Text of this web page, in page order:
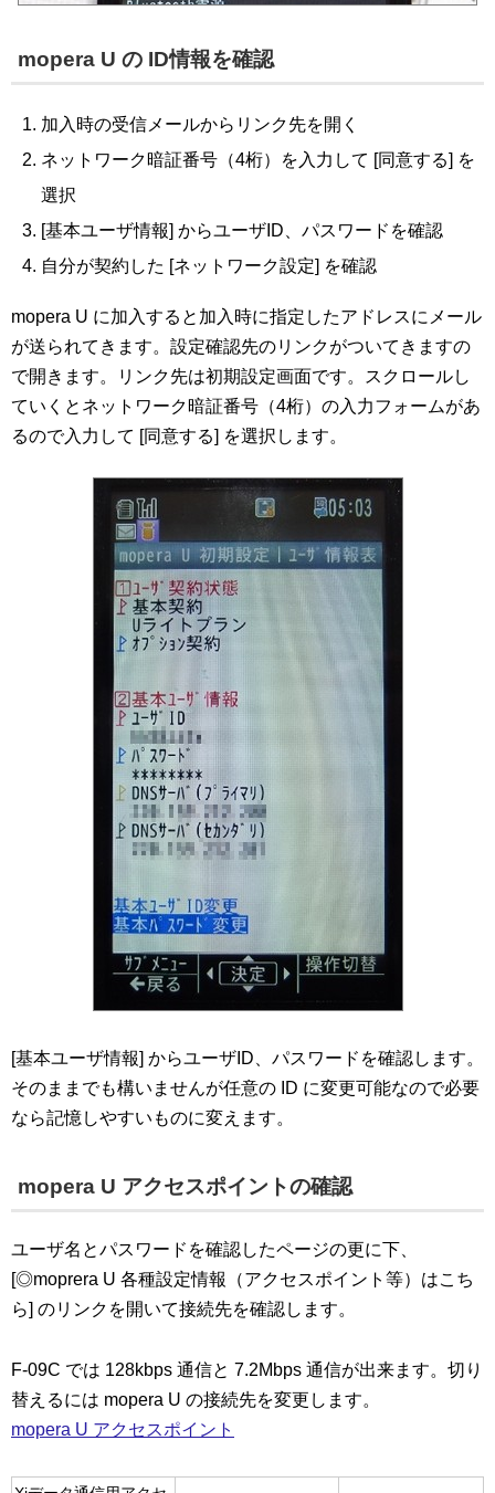
mopera U の ID情報を確認
加入時の受信メールからリンク先を開く
ネットワーク暗証番号（4桁）を入力して [同意する] を
選択
[基本ユーザ情報] からユーザID、パスワードを確認
自分が契約した [ネットワーク設定] を確認
mopera U に加入すると加入時に指定したアドレスにメール
が送られてきます。設定確認先のリンクがついてきますの
で開きます。リンク先は初期設定画面です。スクロールし
ていくとネットワーク暗証番号（4桁）の入力フォームがあ
るので入力して [同意する] を選択します。
[基本ユーザ情報] からユーザID、パスワードを確認します。
そのままでも構いませんが任意の ID に変更可能なので必要
なら記憶しやすいものに変えます。
mopera U アクセスポイントの確認
ユーザ名とパスワードを確認したページの更に下、
[◎moprera U 各種設定情報（アクセスポイント等）はこち
ら] のリンクを開いて接続先を確認します。
F-09C では 128kbps 通信と 7.2Mbps 通信が出来ます。切り
替えるには mopera U の接続先を変更します。
mopera U アクセスポイント